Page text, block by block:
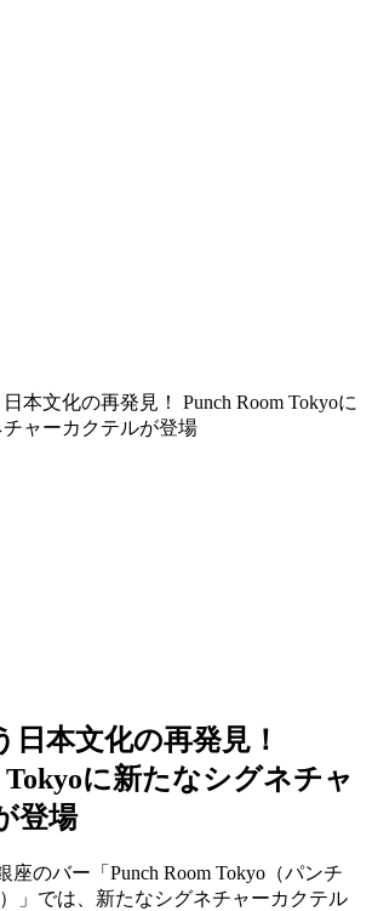
本文化の再発見！ Punch Room Tokyoに
ャーカクテルが登場
日本文化の再発見！
Tokyoに新たなシグネチャ
登場
座のバー「Punch Room Tokyo（パンチ
」では、新たなシグネチャーカクテル